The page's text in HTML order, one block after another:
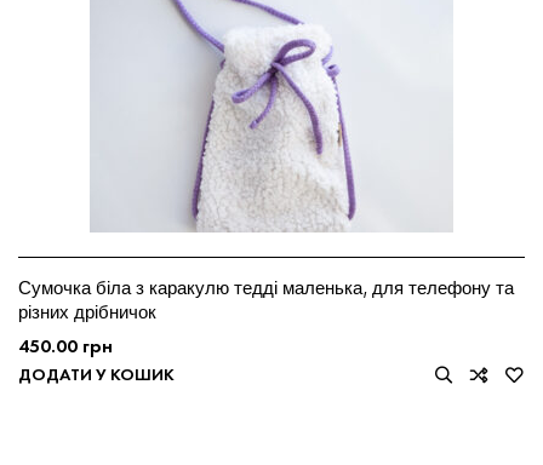
Сумочка біла з каракулю тедді маленька, для телефону та
різних дрібничок
450.00 грн
ДОДАТИ У КОШИК